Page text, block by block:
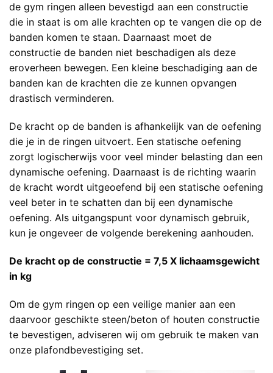
de gym ringen alleen bevestigd aan een constructie
die in staat is om alle krachten op te vangen die op de
banden komen te staan. Daarnaast moet de
constructie de banden niet beschadigen als deze
eroverheen bewegen. Een kleine beschadiging aan de
banden kan de krachten die ze kunnen opvangen
drastisch verminderen.
De kracht op de banden is afhankelijk van de oefening
die je in de ringen uitvoert. Een statische oefening
zorgt logischerwijs voor veel minder belasting dan een
dynamische oefening. Daarnaast is de richting waarin
de kracht wordt uitgeoefend bij een statische oefening
veel beter in te schatten dan bij een dynamische
oefening. Als uitgangspunt voor dynamisch gebruik,
kun je ongeveer de volgende berekening aanhouden.
De kracht op de constructie = 7,5 X lichaamsgewicht
in kg
Om de gym ringen op een veilige manier aan een
daarvoor geschikte steen/beton of houten constructie
te bevestigen, adviseren wij om gebruik te maken van
onze plafondbevestiging set.